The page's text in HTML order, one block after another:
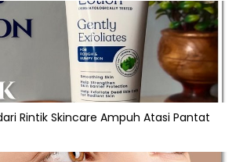
Rintik Skincare Ampuh Atasi Pantat